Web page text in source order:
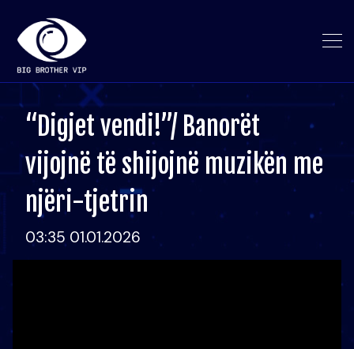
“Digjet vendi!”/ Banorët
vijojnë të shijojnë muzikën me
njëri-tjetrin
03:35 01.01.2026